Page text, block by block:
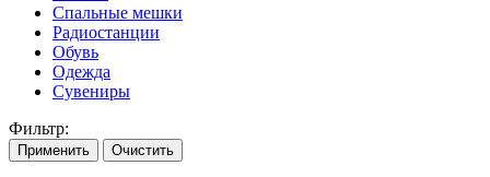
Спальные мешки
Радиостанции
Обувь
Одежда
Сувениры
Фильтр:
Применить Очистить